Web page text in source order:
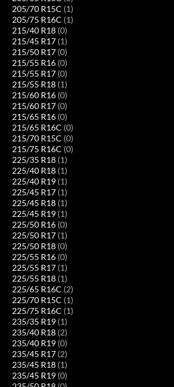
205/70 R15C (1)
205/75 R16C (1)
215/40 R18 (0)
215/45 R17 (1)
215/50 R17 (0)
215/55 R16 (0)
215/55 R17 (0)
215/55 R18 (1)
215/60 R16 (0)
215/60 R17 (0)
215/65 R16 (0)
215/65 R16C (0)
215/70 R15C (0)
215/75 R16C (0)
225/35 R18 (1)
225/40 R18 (1)
225/40 R19 (1)
225/45 R17 (1)
225/45 R18 (1)
225/45 R19 (1)
225/50 R16 (0)
225/50 R17 (1)
225/50 R18 (0)
225/55 R16 (0)
225/55 R17 (1)
225/55 R18 (1)
225/65 R16C (2)
225/70 R15C (1)
225/75 R16C (1)
235/35 R19 (1)
235/40 R18 (2)
235/40 R19 (0)
235/45 R17 (2)
235/45 R18 (1)
235/45 R19 (0)